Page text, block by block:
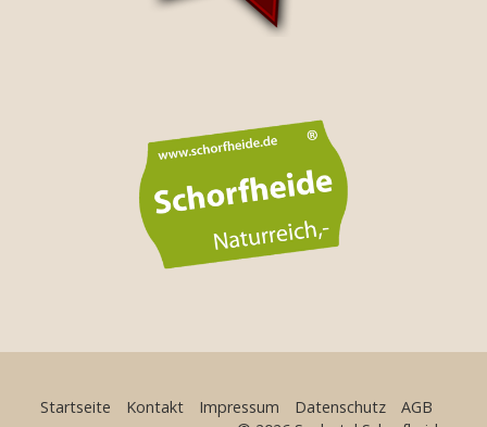
Startseite Kontakt Impressum Datenschutz
AGB